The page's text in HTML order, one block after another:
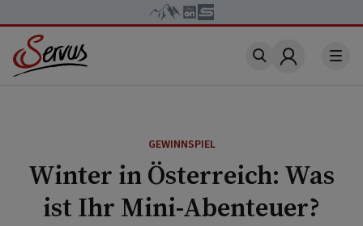
Account
GEWINNSPIEL
Winter in Österreich: Was
ist Ihr Mini-Abenteuer?